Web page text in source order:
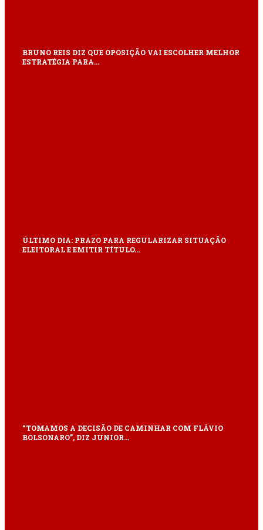
BRUNO REIS DIZ QUE OPOSIÇÃO VAI ESCOLHER MELHOR
ESTRATÉGIA PARA…
ÚLTIMO DIA: PRAZO PARA REGULARIZAR SITUAÇÃO
ELEITORAL E EMITIR TÍTULO…
“TOMAMOS A DECISÃO DE CAMINHAR COM FLÁVIO
BOLSONARO”, DIZ JUNIOR…